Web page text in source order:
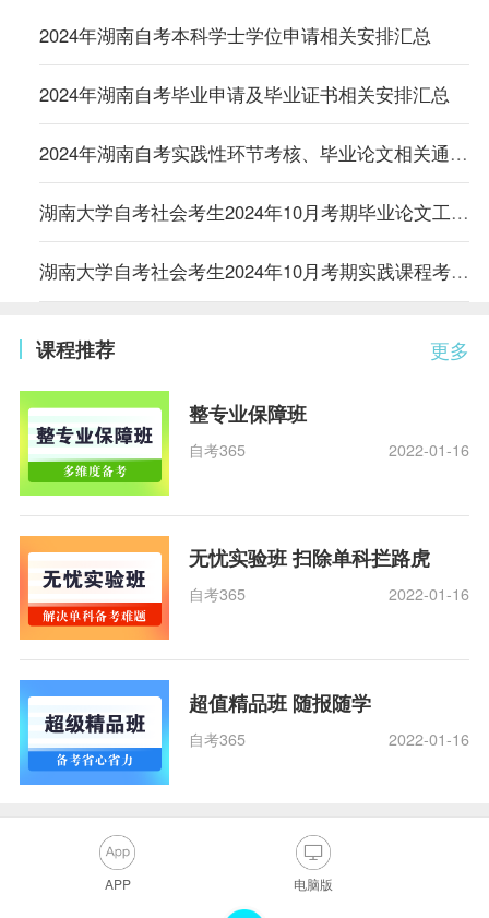
2024年湖南自考本科学士学位申请相关安排汇总
2024年湖南自考毕业申请及毕业证书相关安排汇总
2024年湖南自考实践性环节考核、毕业论文相关通知汇总
湖南大学自考社会考生2024年10月考期毕业论文工作安排的通知
湖南大学自考社会考生2024年10月考期实践课程考核安排通知
更多
课程推荐
整专业保障班
自考365 2022-01-16
无忧实验班 扫除单科拦路虎
自考365 2022-01-16
超值精品班 随报随学
自考365 2022-01-16
APP 电脑版